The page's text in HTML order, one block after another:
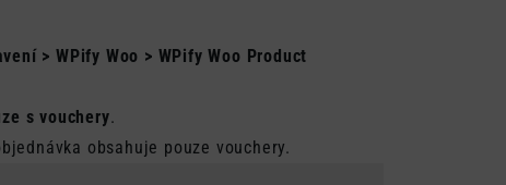
> WPify Woo > WPify Woo Product
s vouchery.
obsahuje pouze vouchery.